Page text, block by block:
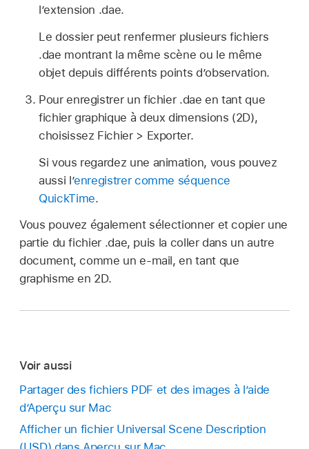
l’extension .dae.
Le dossier peut renfermer plusieurs fichiers
.dae montrant la même scène ou le même
objet depuis différents points d’observation.
Pour enregistrer un fichier .dae en tant que
fichier graphique à deux dimensions (2D),
choisissez Fichier > Exporter.
Si vous regardez une animation, vous pouvez
aussi l’enregistrer comme séquence
QuickTime.
Vous pouvez également sélectionner et copier une
partie du fichier .dae, puis la coller dans un autre
document, comme un e-mail, en tant que
graphisme en 2D.
Voir aussi
Partager des fichiers PDF et des images à l’aide
d’Aperçu sur Mac
Afficher un fichier Universal Scene Description